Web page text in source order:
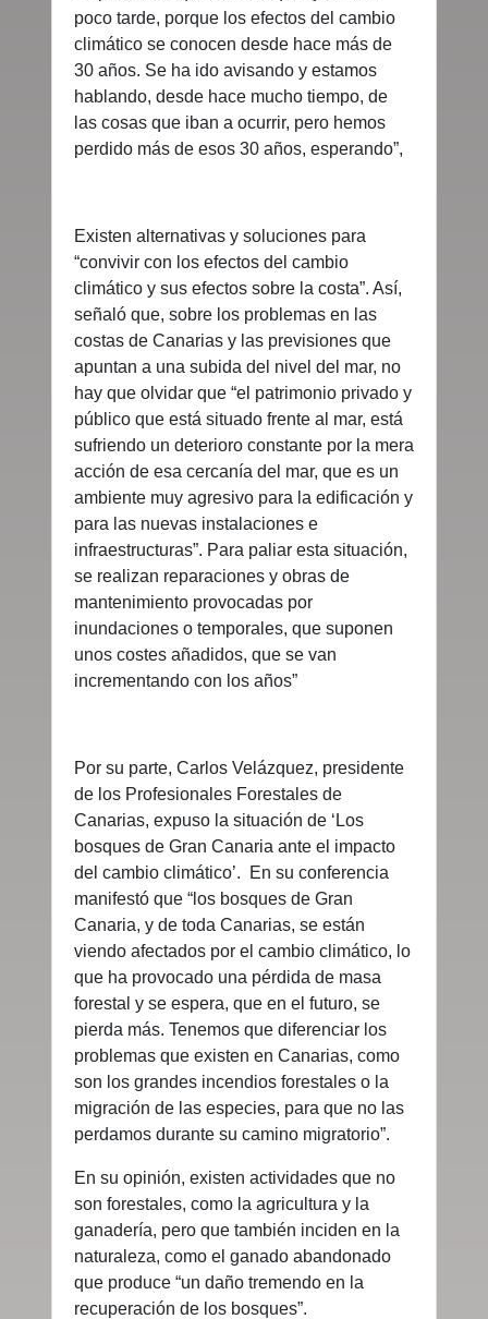
poco tarde, porque los efectos del cambio
climático se conocen desde hace más de
30 años. Se ha ido avisando y estamos
hablando, desde hace mucho tiempo, de
las cosas que iban a ocurrir, pero hemos
perdido más de esos 30 años, esperando”,
Existen alternativas y soluciones para
“convivir con los efectos del cambio
climático y sus efectos sobre la costa”. Así,
señaló que, sobre los problemas en las
costas de Canarias y las previsiones que
apuntan a una subida del nivel del mar, no
hay que olvidar que “el patrimonio privado y
público que está situado frente al mar, está
sufriendo un deterioro constante por la mera
acción de esa cercanía del mar, que es un
ambiente muy agresivo para la edificación y
para las nuevas instalaciones e
infraestructuras”. Para paliar esta situación,
se realizan reparaciones y obras de
mantenimiento provocadas por
inundaciones o temporales, que suponen
unos costes añadidos, que se van
incrementando con los años”
Por su parte, Carlos Velázquez, presidente
de los Profesionales Forestales de
Canarias, expuso la situación de ‘Los
bosques de Gran Canaria ante el impacto
del cambio climático’. En su conferencia
manifestó que “los bosques de Gran
Canaria, y de toda Canarias, se están
viendo afectados por el cambio climático, lo
que ha provocado una pérdida de masa
forestal y se espera, que en el futuro, se
pierda más. Tenemos que diferenciar los
problemas que existen en Canarias, como
son los grandes incendios forestales o la
migración de las especies, para que no las
perdamos durante su camino migratorio”.
En su opinión, existen actividades que no
son forestales, como la agricultura y la
ganadería, pero que también inciden en la
naturaleza, como el ganado abandonado
que produce “un daño tremendo en la
recuperación de los bosques”.